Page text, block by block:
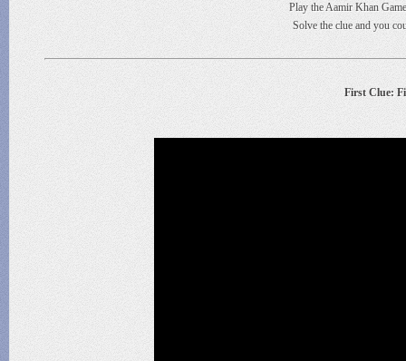
Play the Aamir Khan
Solve the clue and you
First Clue: